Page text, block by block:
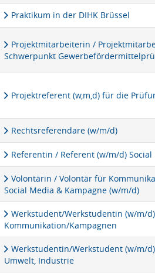
Praktikum in der DIHK Brüssel
Projektmitarbeiterin /
Schwerpunkt
Projektreferent (w,m,d) für die
Rechtsreferendare (w/m/d)
Referentin / Referent (w/m/d)
Volontärin / Volontär für
Social Media & Kampagne (w/m/d)
Werkstudent/Werkstudentin (w/m/
Kommunikation/Kampagnen
Werkstudentin/Werkstudent (w/m/
Umwelt, Industrie